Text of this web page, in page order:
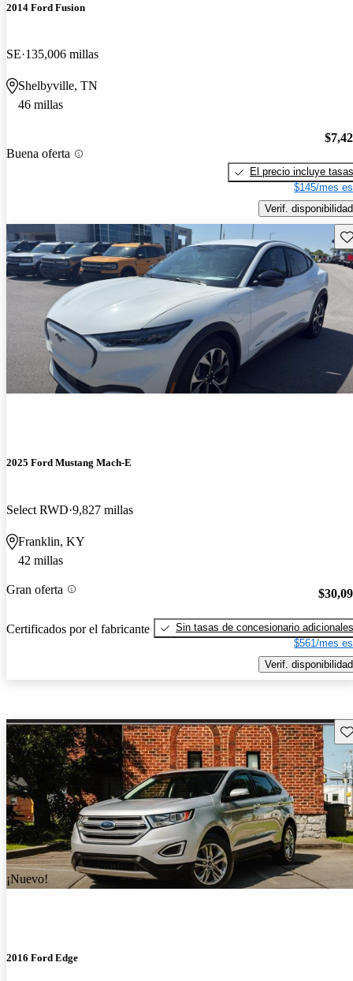
2014 Ford Fusion
SE 135,006 millas
Shelbyville, TN
46 millas
Buena oferta
El precio incluye tasas
$145/mes
Verif. disponibilidad
2025 Ford Mustang Mach-E
Select RWD 9,827 millas
Franklin, KY
42 millas
Gran oferta
Certificados por el fabricante
Sin tasas de concesionario adicionales
$561/mes
Verif. disponibilidad
¡Nuevo!
2016 Ford Edge